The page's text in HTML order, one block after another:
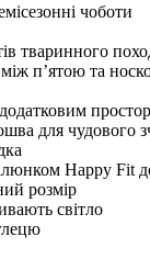
чоботи
тваринного
п’ятою та
для чудового
Happy Fit
розмір
світло